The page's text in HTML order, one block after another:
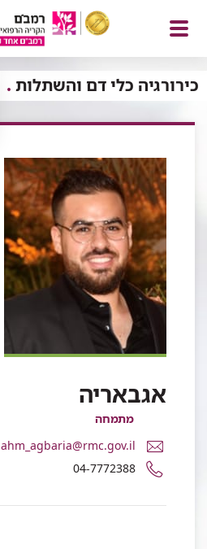
פתח
תפריט
כירורגיה כלי דם והשתלות
אגבאריה
מתמחה
דואר
אלקטרוני
ד"ר
אגבאריה
ahm_agbaria@rmc.gov.il
מספר
טלפון
04-7772388